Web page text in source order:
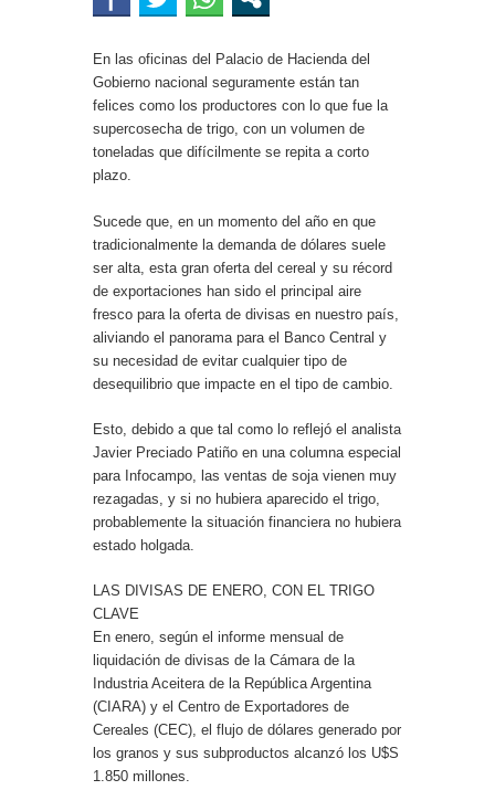
En las oficinas del Palacio de Hacienda del
Gobierno nacional seguramente están tan
felices como los productores con lo que fue la
supercosecha de trigo, con un volumen de
toneladas que difícilmente se repita a corto
plazo.
Sucede que, en un momento del año en que
tradicionalmente la demanda de dólares suele
ser alta, esta gran oferta del cereal y su récord
de exportaciones han sido el principal aire
fresco para la oferta de divisas en nuestro país,
aliviando el panorama para el Banco Central y
su necesidad de evitar cualquier tipo de
desequilibrio que impacte en el tipo de cambio.
Esto, debido a que tal como lo reflejó el analista
Javier Preciado Patiño en una columna especial
para Infocampo, las ventas de soja vienen muy
rezagadas, y si no hubiera aparecido el trigo,
probablemente la situación financiera no hubiera
estado holgada.
LAS DIVISAS DE ENERO, CON EL TRIGO
CLAVE
En enero, según el informe mensual de
liquidación de divisas de la Cámara de la
Industria Aceitera de la República Argentina
(CIARA) y el Centro de Exportadores de
Cereales (CEC), el flujo de dólares generado por
los granos y sus subproductos alcanzó los U$S
1.850 millones.